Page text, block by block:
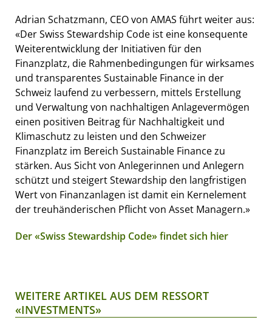
Adrian Schatzmann, CEO von AMAS führt weiter aus:
«Der Swiss Stewardship Code ist eine konsequente
Weiterentwicklung der Initiativen für den
Finanzplatz, die Rahmenbedingungen für wirksames
und transparentes Sustainable Finance in der
Schweiz laufend zu verbessern, mittels Erstellung
und Verwaltung von nachhaltigen Anlagevermögen
einen positiven Beitrag für Nachhaltigkeit und
Klimaschutz zu leisten und den Schweizer
Finanzplatz im Bereich Sustainable Finance zu
stärken. Aus Sicht von Anlegerinnen und Anlegern
schützt und steigert Stewardship den langfristigen
Wert von Finanzanlagen ist damit ein Kernelement
der treuhänderischen Pflicht von Asset Managern.»
Der «Swiss Stewardship Code» findet sich hier
WEITERE ARTIKEL AUS DEM RESSORT
«INVESTMENTS»